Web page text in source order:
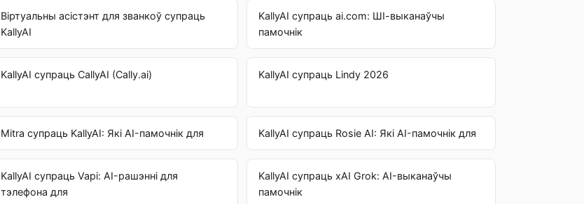
Віртуальны асістэнт для званкоў супраць
KallyAI
KallyAI супраць ai.com: ШІ-выканаўчы
памочнік
KallyAI супраць CallyAI (Cally.ai) KallyAI супраць Lindy 2026
Mitra супраць KallyAI: Які AI-памочнік для KallyAI супраць Rosie AI: Які AI-памочнік для
KallyAI супраць Vapi: AI-рашэнні для
тэлефона для
KallyAI супраць xAI Grok: AI-выканаўчы
памочнік